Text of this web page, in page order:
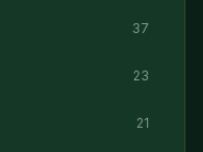
37
23
21